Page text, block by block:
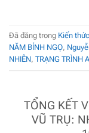
Đã đăng trong Kiến thức
NĂM BÍNH NGỌ,
NHIÊN, TRẠNG TRÌNH
TỔNG KẾT
VŨ TRỤ: